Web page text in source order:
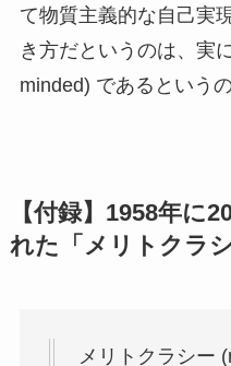
て物質主義的な自己実
き方だというのは、実
minded) であるというの
【付録】1958年に
れた「メリトクラ
メリトクラシー